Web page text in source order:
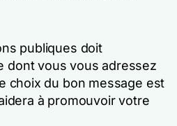
publiques doit
dont vous vous adressez
choix du bon message est
à promouvoir votre